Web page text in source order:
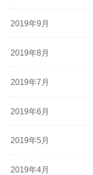
2019年9月
2019年8月
2019年7月
2019年6月
2019年5月
2019年4月